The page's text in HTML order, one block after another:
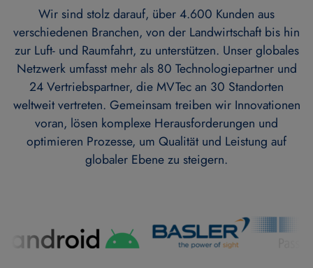
Wir sind stolz darauf, über 4.600 Kunden aus
verschiedenen Branchen, von der Landwirtschaft bis hin
zur Luft- und Raumfahrt, zu unterstützen. Unser globales
Netzwerk umfasst mehr als 80 Technologiepartner und
24 Vertriebspartner, die MVTec an 30 Standorten
weltweit vertreten. Gemeinsam treiben wir Innovationen
voran, lösen komplexe Herausforderungen und
optimieren Prozesse, um Qualität und Leistung auf
globaler Ebene zu steigern.